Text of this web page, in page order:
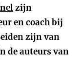
zijn
en coach bij
zijn van
de auteurs van